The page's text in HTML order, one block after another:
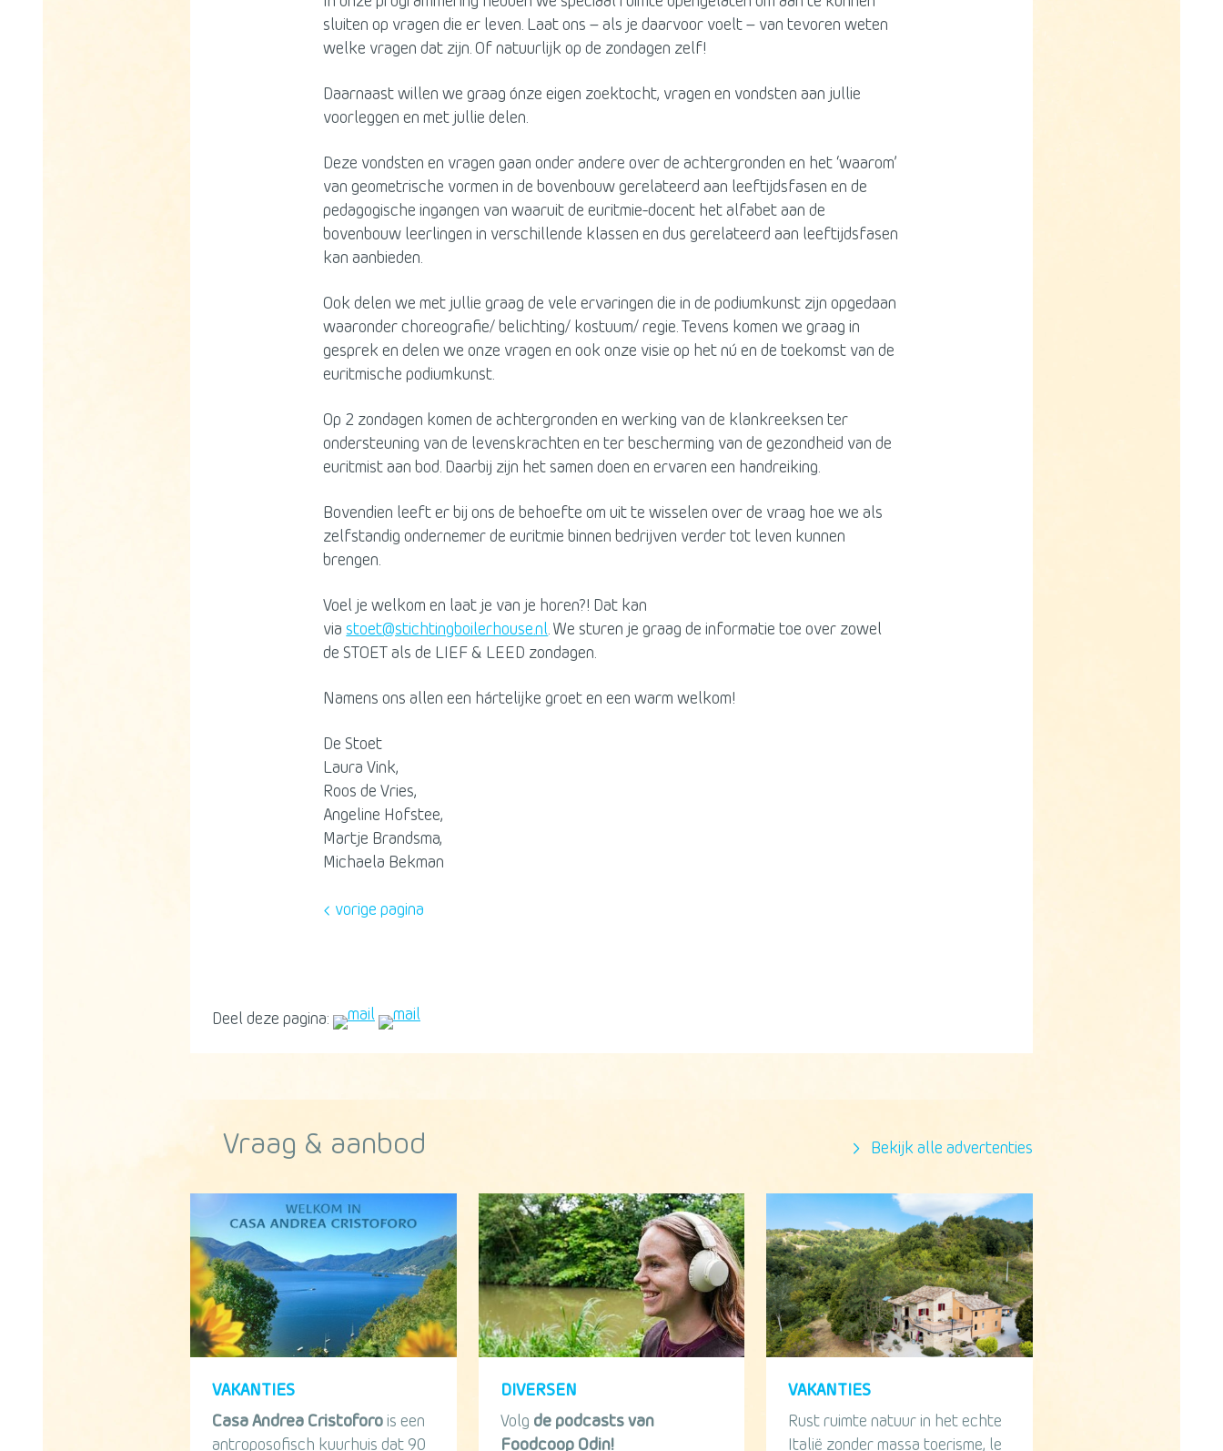
sluiten op vragen die er leven. Laat ons – als je daarvoor voelt – van tevoren weten
welke vragen dat zijn. Of natuurlijk op de zondagen zelf!
Daarnaast willen we graag ónze eigen zoektocht, vragen en vondsten aan jullie
voorleggen en met jullie delen.
Deze vondsten en vragen gaan onder andere over de achtergronden en het ‘waarom’
van geometrische vormen in de bovenbouw gerelateerd aan leeftijdsfasen en de
pedagogische ingangen van waaruit de euritmie-docent het alfabet aan de
bovenbouw leerlingen in verschillende klassen en dus gerelateerd aan leeftijdsfasen
kan aanbieden.
Ook delen we met jullie graag de vele ervaringen die in de podiumkunst zijn opgedaan
waaronder choreografie/ belichting/ kostuum/ regie. Tevens komen we graag in
gesprek en delen we onze vragen en ook onze visie op het nú en de toekomst van de
euritmische podiumkunst.
Op 2 zondagen komen de achtergronden en werking van de klankreeksen ter
ondersteuning van de levenskrachten en ter bescherming van de gezondheid van de
euritmist aan bod. Daarbij zijn het samen doen en ervaren een handreiking.
Bovendien leeft er bij ons de behoefte om uit te wisselen over de vraag hoe we als
zelfstandig ondernemer de euritmie binnen bedrijven verder tot leven kunnen
brengen.
Voel je welkom en laat je van je horen?! Dat kan
viastoet@stichtingboilerhouse.nl. We sturen je graag de informatie toe over zowel
de STOET als de LIEF & LEED zondagen.
Namens ons allen een hártelijke groet en een warm welkom!
De Stoet
Laura Vink,
Roos de Vries,
Angeline Hofstee,
Martje Brandsma,
Michaela Bekman
vorige pagina
Deel deze pagina:
Vraag & aanbod Bekijk alle advertenties
VAKANTIES
Casa Andrea Cristoforo is een
antroposofisch kuurhuis dat 90
DIVERSEN
Volg de podcasts van
Foodcoop Odin!
VAKANTIES
Rust ruimte natuur in het echte
Italië zonder massa toerisme, le